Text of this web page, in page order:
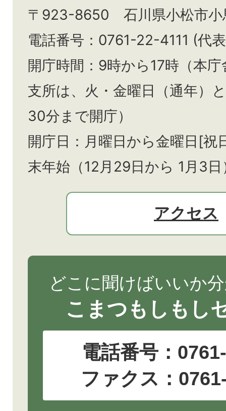
〒923-8650 石川県小松市小
電話番号：0761-22-4111 (代
開庁時間：9時から17時（本
支所は、火・金曜日（通年）と
30分まで開庁）
開庁日：月曜日から金曜日[祝
末年始（12月29日から 1月3
アクセス
どこに聞けばいいか
こまつもしもし
電話番号：
ファクス：